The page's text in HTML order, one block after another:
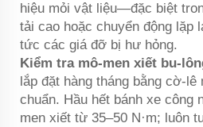
hiệu mỏi vật liệu—đặc biệt
tải cao hoặc chuyển động lặp
tức các giá đỡ bị hư hỏng.
Kiểm tra mô-men xiết bu-
lắp đặt hàng tháng bằng cờ-
chuẩn. Hầu hết bánh xe công
men xiết từ 35–50 N·m; luôn